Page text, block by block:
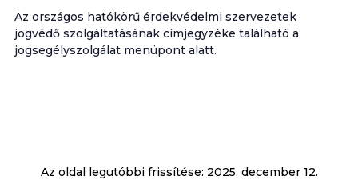
Az országos hatókörű érdekvédelmi szervezetek
jogvédő szolgáltatásának címjegyzéke található a
jogsegélyszolgálat menüpont alatt.
Az oldal legutóbbi frissítése: 2025. december 12.